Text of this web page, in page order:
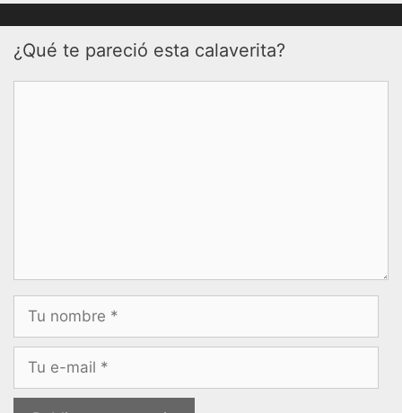
¿Qué te pareció esta calaverita?
electrónico